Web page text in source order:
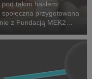
takim hasłem
przygotowana
z Fundacją MEK2
pac...